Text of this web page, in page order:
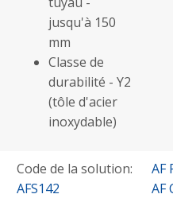
jusqu'à 150
mm
Classe de
durabilité - Y2
(tôle d'acier
inoxydable)
Code de la solution:
AFS142
AF
AF